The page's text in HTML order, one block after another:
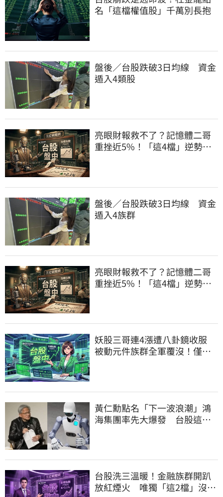
名「這檔權值股」千萬別長抱
盤後／台股跌破3日均線 資金
遁入4類股
亮眼財報救不了？記憶體二哥
重挫近5%！「這4檔」逆勢上
盤後／台股跌破3日均線 資金
遁入4族群
亮眼財報救不了？記憶體二哥
重挫近5%！「這4檔」逆勢上
妖股三哥連4漲遭八卦鏡收服
被動元件族群全軍覆沒！僅剩
黃仁勳點名「下一波浪潮」鴻
海集團率先大爆發 台股這族
台股洗三溫暖！金融族群開趴
放紅煙火 唯獨「這2檔」沒收